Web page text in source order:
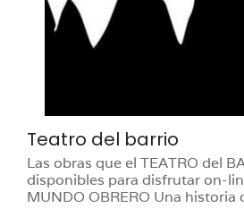
Teatro del barrio
Las obras que el TEATRO del
disponibles para disfrutar on-
MUNDO OBRERO Una historia